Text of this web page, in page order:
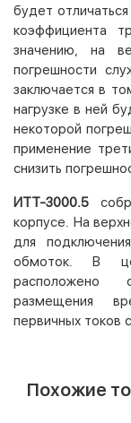
будет
коэффициента
значению, на
погрешности
заключается в
нагрузке в ней
некоторой
применение
снизить
ИТТ-3000.5
корпусе. На
для
обмоток. В
расположено
размещения
первичных токов
Похожие